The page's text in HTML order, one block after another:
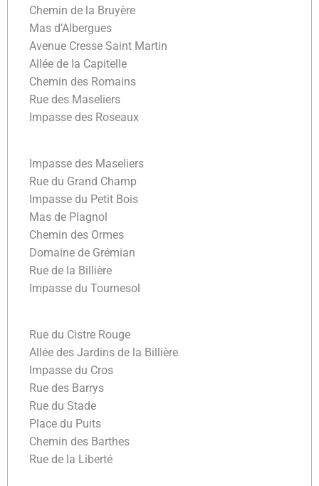
Chemin de la Bruyère
Mas d’Albergues
Avenue Cresse Saint Martin
Allée de la Capitelle
Chemin des Romains
Rue des Maseliers
Impasse des Roseaux
Impasse des Maseliers
Rue du Grand Champ
Impasse du Petit Bois
Mas de Plagnol
Chemin des Ormes
Domaine de Grémian
Rue de la Billière
Impasse du Tournesol
Rue du Cistre Rouge
Allée des Jardins de la Billière
Impasse du Cros
Rue des Barrys
Rue du Stade
Place du Puits
Chemin des Barthes
Rue de la Liberté